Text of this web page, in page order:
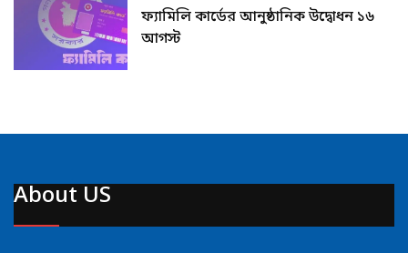
ফ্যামিলি কার্ডের আনুষ্ঠানিক উদ্বোধন ১৬
আগস্ট
About US